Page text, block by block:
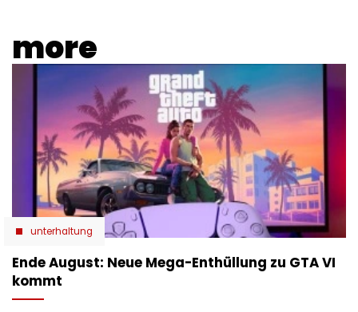
more
unterhaltung
Ende August: Neue Mega-Enthüllung zu GTA VI
kommt